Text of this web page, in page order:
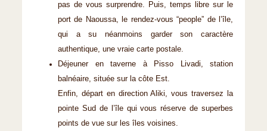
pas de vous surprendre. Puis, temps libre sur le
port de Naoussa, le rendez-vous “people” de l’île,
qui a su néanmoins garder son caractère
authentique, une vraie carte postale.
Déjeuner en taverne à Pisso Livadi, station
balnéaire, située sur la côte Est.
Enfin, départ en direction Aliki, vous traversez la
pointe Sud de l’île qui vous réserve de superbes
points de vue sur les îles voisines.